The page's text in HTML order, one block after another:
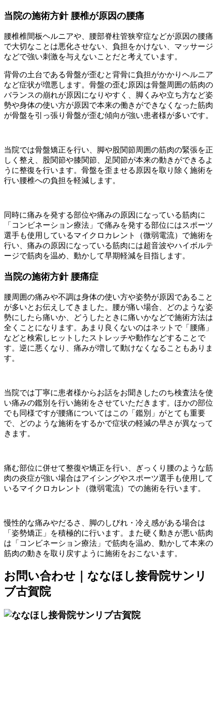
当院の施術方針 腰椎が原因の腰痛
腰椎椎間板ヘルニアや、腰部脊柱管狭窄症などが原因の腰痛
で大切なことは悪化させない、負担をかけない、マッサージ
などで強い刺激を与えないことだと考えています。
背骨の土台である骨盤が歪むと背骨に負担がかかりヘルニア
など症状が増悪します。骨盤の歪む原因は骨盤周囲の筋肉の
バランスの崩れが原因になりやすく、脚くみや立ち方など姿
勢や身体の使い方が原因で本来の働きができなくなった筋肉
が骨盤を引っ張り骨盤が歪む傾向が強い患者様が多いです。
当院では骨盤矯正を行い、脚や股関節周囲の筋肉の緊張を正
しく整え、股関節や膝関節、足関節が本来の動きができるよ
うに整復を行います。骨盤を歪ませる原因を取り除く施術を
行い腰椎への負担を軽減します。
同時に痛みを発する部位や痛みの原因になっている筋肉に
「コンビネーション療法」で痛みを発する部位にはスポーツ
選手も使用しているマイクロカレント（微弱電流）で施術を
行い、痛みの原因になっている筋肉には超音波やハイボルテ
ージで筋肉を温め、動かして早期軽減を目指します。
当院の施術方針 腰痛症
腰周囲の痛みや不調は身体の使い方や姿勢が原因であること
が多いとお伝えしてきました。腰が痛い場合、どのような姿
勢にしたら痛いか、どうしたときに痛いかなどで施術方法は
全くことになります。あまり良くないのはネットで「腰痛」
などと検索しヒットしたストレッチや動作などすることで
す。逆に悪くなり、痛みが増して動けなくなることもありま
す。
当院では丁寧に患者様からお話をお聞きしたのち検査法を使
い痛みの鑑別を行い施術をさせていただきます。ほかの部位
でも同様ですが腰痛についてはこの「鑑別」がとても重要
で、どのような施術をするかで症状の軽減の早さが異なって
きます。
痛む部位に併せて整復や矯正を行い、ぎっくり腰のような筋
肉の炎症が強い場合はアイシングやスポーツ選手も使用して
いるマイクロカレント（微弱電流）での施術を行います。
慢性的な痛みやだるさ、脚のしびれ・冷え感がある場合は
「姿勢矯正」を積極的に行います。また硬く動きが悪い筋肉
は「コンビネーション療法」で筋肉を温め、動かして本来の
筋肉の動きを取り戻すように施術をおこないます。
お問い合わせ｜ななほし接骨院サンリ
ブ古賀院